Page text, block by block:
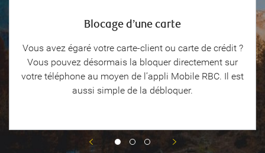
Blocage d’une carte
Vous avez égaré votre carte-client ou carte de crédit ?
Vous pouvez désormais la bloquer directement sur
votre téléphone au moyen de l’appli Mobile RBC. Il est
aussi simple de la débloquer.